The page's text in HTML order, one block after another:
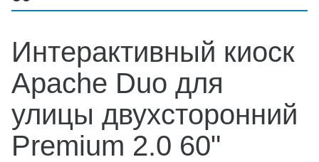
Интерактивный киоск
Apache Duo для
улицы двухсторонний
Premium 2.0 60"